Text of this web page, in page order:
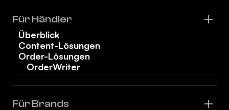
Für Händler
Überblick
Content-Lösungen
Order-Lösungen
OrderWriter
Für Brands